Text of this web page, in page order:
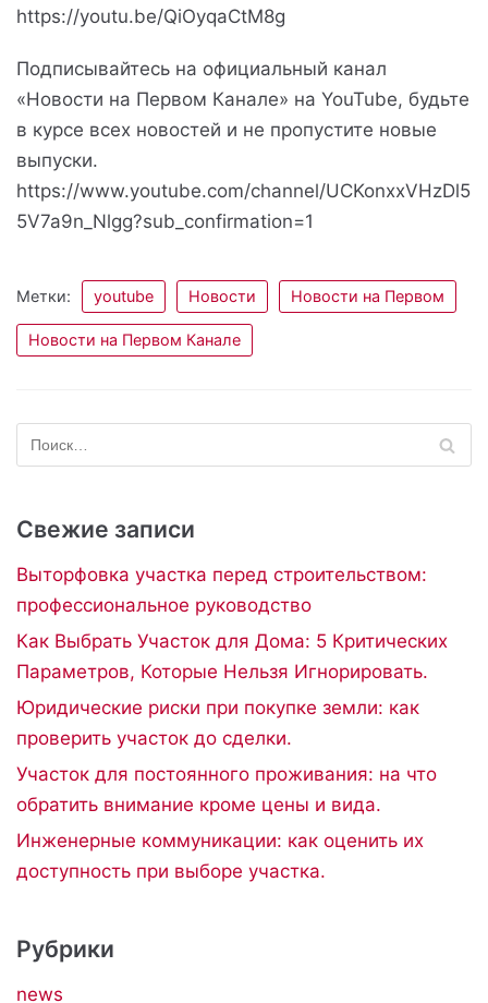
https://youtu.be/QiOyqaCtM8g
Подписывайтесь на официальный канал
«Новости на Первом Канале» на YouTube, будьте
в курсе всех новостей и не пропустите новые
выпуски.
https://www.youtube.com/channel/UCKonxxVHzDl5
5V7a9n_Nlgg?sub_confirmation=1
Метки: youtube Новости Новости на Первом
Новости на Первом Канале
Свежие записи
Выторфовка участка перед строительством:
профессиональное руководство
Как Выбрать Участок для Дома: 5 Критических
Параметров, Которые Нельзя Игнорировать.
Юридические риски при покупке земли: как
проверить участок до сделки.
Участок для постоянного проживания: на что
обратить внимание кроме цены и вида.
Инженерные коммуникации: как оценить их
доступность при выборе участка.
Рубрики
news